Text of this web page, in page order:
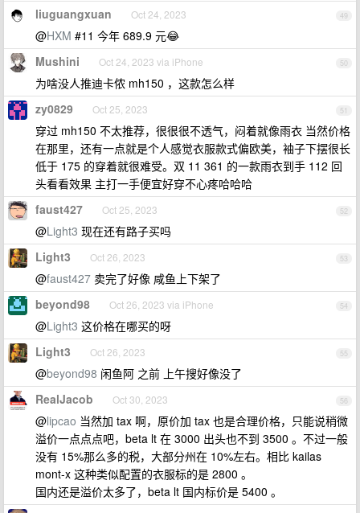
49
liuguangxuan Oct 24, 2023
@HXM #11 今年 689.9 元😂
50
Mushini Oct 24, 2023 via iPhone
为啥没人推迪卡侬 mh150 ，这款怎么样
51
zy0829 Oct 25, 2023
穿过 mh150 不太推荐，很很很不透气，闷着就像雨衣 当然价格
在那里，还有一点就是个人感觉衣服款式偏欧美，袖子下摆很长
低于 175 的穿着就很难受。双 11 361 的一款雨衣到手 112 回
头看看效果 主打一手便宜好穿不心疼哈哈哈
52
faust427 Oct 25, 2023
@Light3 现在还有路子买吗
53
Light3 Oct 26, 2023
@faust427 卖完了好像 咸鱼上下架了
54
beyond98 Oct 26, 2023 via iPhone
@Light3 这价格在哪买的呀
55
Light3 Oct 26, 2023
@beyond98 闲鱼阿 之前 上午搜好像没了
56
RealJacob Oct 30, 2023
@lipcao 当然加 tax 啊，原价加 tax 也是合理价格，只能说稍微
溢价一点点点吧，beta lt 在 3000 出头也不到 3500 。不过一般
没有 15%那么多的税，大部分州在 10%左右。相比 kailas
mont-x 这种类似配置的衣服标的是 2800 。
国内还是溢价太多了，beta lt 国内标价是 5400 。